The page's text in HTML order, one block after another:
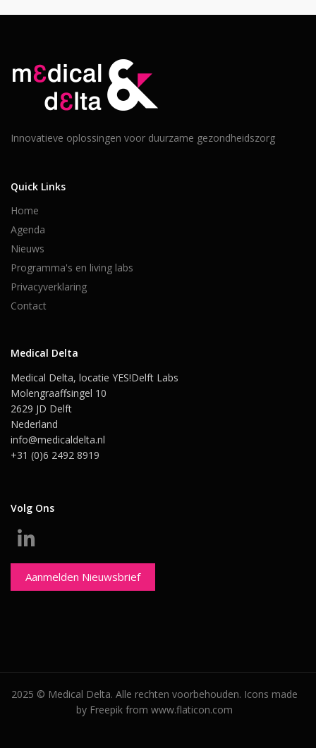
Innovatieve oplossingen voor duurzame gezondheidszorg
Quick Links
Home
Agenda
Nieuws
Programma's en living labs
Privacyverklaring
Contact
Medical Delta
Medical Delta, locatie YES!Delft Labs
Molengraaffsingel 10
2629 JD Delft
Nederland
info@medicaldelta.nl
+31 (0)6 2492 8919
Volg Ons
Aanmelden Nieuwsbrief
2025 © Medical Delta. Alle rechten voorbehouden. Icons made
by Freepik from www.flaticon.com